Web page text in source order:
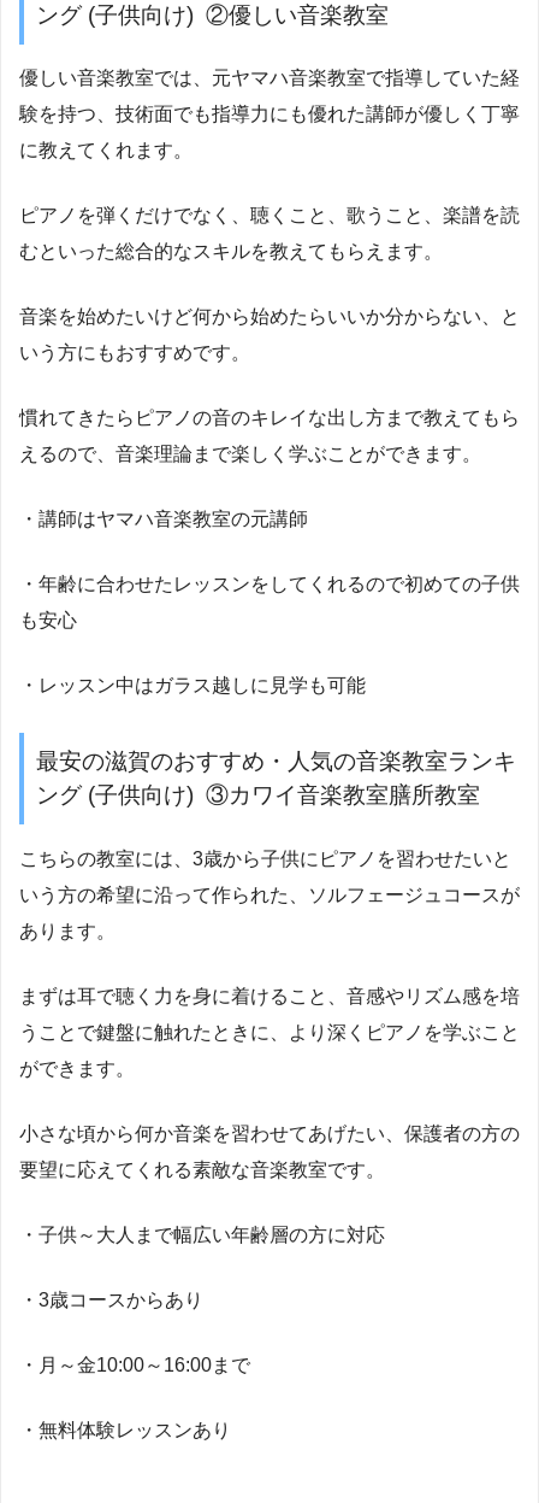
ング (子供向け) ②優しい音楽教室
優しい音楽教室では、元ヤマハ音楽教室で指導していた経
験を持つ、技術面でも指導力にも優れた講師が優しく丁寧
に教えてくれます。
ピアノを弾くだけでなく、聴くこと、歌うこと、楽譜を読
むといった総合的なスキルを教えてもらえます。
音楽を始めたいけど何から始めたらいいか分からない、と
いう方にもおすすめです。
慣れてきたらピアノの音のキレイな出し方まで教えてもら
えるので、音楽理論まで楽しく学ぶことができます。
・講師はヤマハ音楽教室の元講師
・年齢に合わせたレッスンをしてくれるので初めての子供
も安心
・レッスン中はガラス越しに見学も可能
最安の滋賀のおすすめ・人気の音楽教室ランキ
ング (子供向け) ③カワイ音楽教室膳所教室
こちらの教室には、3歳から子供にピアノを習わせたいと
いう方の希望に沿って作られた、ソルフェージュコースが
あります。
まずは耳で聴く力を身に着けること、音感やリズム感を培
うことで鍵盤に触れたときに、より深くピアノを学ぶこと
ができます。
小さな頃から何か音楽を習わせてあげたい、保護者の方の
要望に応えてくれる素敵な音楽教室です。
・子供～大人まで幅広い年齢層の方に対応
・3歳コースからあり
・月～金10:00～16:00まで
・無料体験レッスンあり